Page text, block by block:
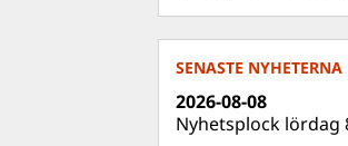
SENASTE NYHETERNA
Nyhetsplock lördag
2026-08-08